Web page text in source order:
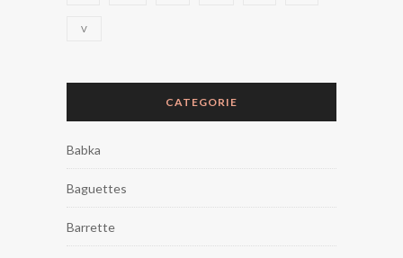
V
CATEGORIE
Babka
Baguettes
Barrette